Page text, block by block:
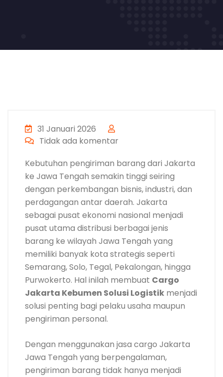
31 Januari 2026
Tidak ada komentar
Kebutuhan pengiriman barang dari Jakarta
ke Jawa Tengah semakin tinggi seiring
dengan perkembangan bisnis, industri, dan
perdagangan antar daerah. Jakarta
sebagai pusat ekonomi nasional menjadi
pusat utama distribusi berbagai jenis
barang ke wilayah Jawa Tengah yang
memiliki banyak kota strategis seperti
Semarang, Solo, Tegal, Pekalongan, hingga
Purwokerto. Hal inilah membuat Cargo
Jakarta Kebumen Solusi Logistik menjadi
solusi penting bagi pelaku usaha maupun
pengiriman personal.
Dengan menggunakan jasa cargo Jakarta
Jawa Tengah yang berpengalaman,
pengiriman barang tidak hanya menjadi